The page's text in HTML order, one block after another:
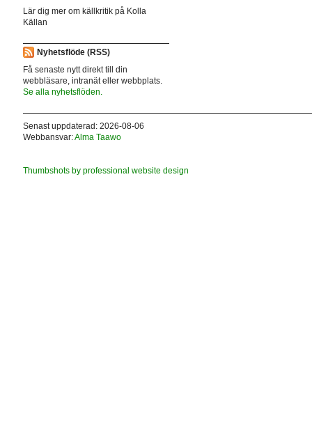
Lär dig mer om källkritik på Kolla
Källan
Nyhetsflöde (RSS)
Få senaste nytt direkt till din
webbläsare, intranät eller webbplats.
Se alla nyhetsflöden.
Senast uppdaterad: 2026-08-06
Webbansvar:Alma Taawo
Thumbshots by professional website design